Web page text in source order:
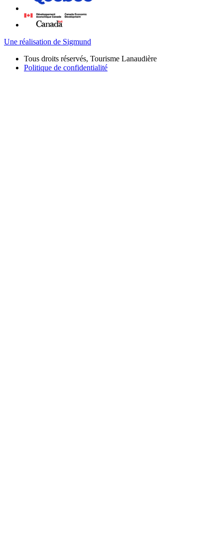
Une réalisation de Sigmund
Tous droits réservés, Tourisme Lanaudière
Politique de confidentialité